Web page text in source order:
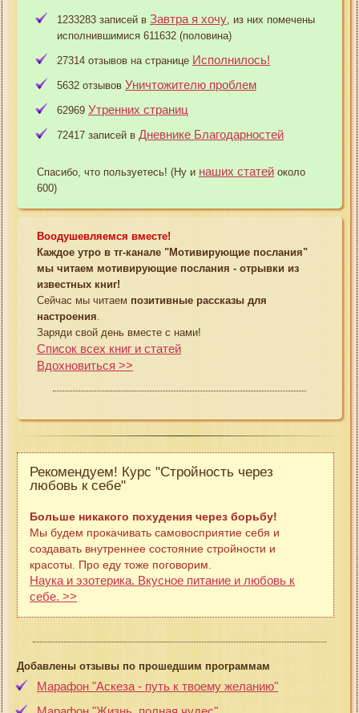
1233283 записей в Завтра я хочу , из них помечены
исполнившимися 611632 (половина)
27314 отзывов на странице Исполнилось!
5632 отзывов Уничтожителю проблем
62969 Утренних страниц
72417 записей в Дневнике Благодарностей
Спасибо, что пользуетесь! (Ну и наших статей около
600)
Воодушевляемся вместе!
Каждое утро в тг-канале "Мотивирующие послания"
мы читаем мотивирующие послания - отрывки из
известных книг!
Сейчас мы читаем позитивные рассказы для
настроения
Заряди свой день вместе с нами!
Список всех книг и статей
Вдохновиться >>
Рекомендуем! Курс "Стройность через
любовь к себе"
Больше никакого похудения через борьбу!
Мы будем прокачивать самовосприятие себя и
создавать внутреннее состояние стройности и
красоты. Про еду тоже поговорим.
Наука и эзотерика. Вкусное питание и любовь к
себе. >>
Добавлены отзывы по прошедшим программам
Марафон "Аскеза - путь к твоему желанию"